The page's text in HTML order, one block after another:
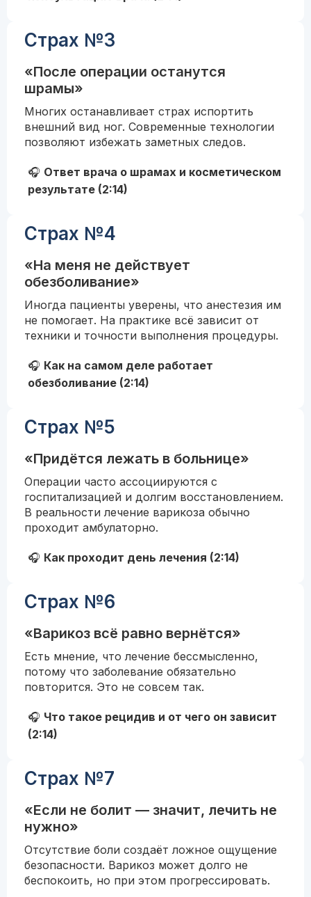
Страх №3
«После операции останутся
шрамы»
Многих останавливает страх испортить
внешний вид ног. Современные технологии
позволяют избежать заметных следов.
🎧 Ответ врача о шрамах и косметическом
результате (2:14)
Страх №4
«На меня не действует
обезболивание»
Иногда пациенты уверены, что анестезия им
не помогает. На практике всё зависит от
техники и точности выполнения процедуры.
🎧 Как на самом деле работает
обезболивание (2:14)
Страх №5
«Придётся лежать в больнице»
Операции часто ассоциируются с
госпитализацией и долгим восстановлением.
В реальности лечение варикоза обычно
проходит амбулаторно.
🎧 Как проходит день лечения (2:14)
Страх №6
«Варикоз всё равно вернётся»
Есть мнение, что лечение бессмысленно,
потому что заболевание обязательно
повторится. Это не совсем так.
🎧 Что такое рецидив и от чего он зависит
(2:14)
Страх №7
«Если не болит — значит, лечить не
нужно»
Отсутствие боли создаёт ложное ощущение
безопасности. Варикоз может долго не
беспокоить, но при этом прогрессировать.